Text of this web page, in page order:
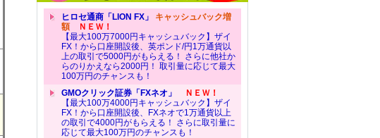
ヒロセ通商「LION FX」 キャッシュバック増
額ＮＥＷ！
【最大100万7000円キャッシュバック】ザイ
FX！から口座開設後、英ポンド/円1万通貨以
上の取引で5000円がもらえる！ さらに他社か
らのりかえなら2000円！ 取引量に応じて最大
100万円のチャンスも！
GMOクリック証券「FXネオ」
ＮＥＷ！
【最大100万4000円キャッシュバック】ザイ
FX！から口座開設後、FXネオで1万通貨以上
の取引で4000円がもらえる！ さらに取引量に
応じて最大100万円のチャンスも！